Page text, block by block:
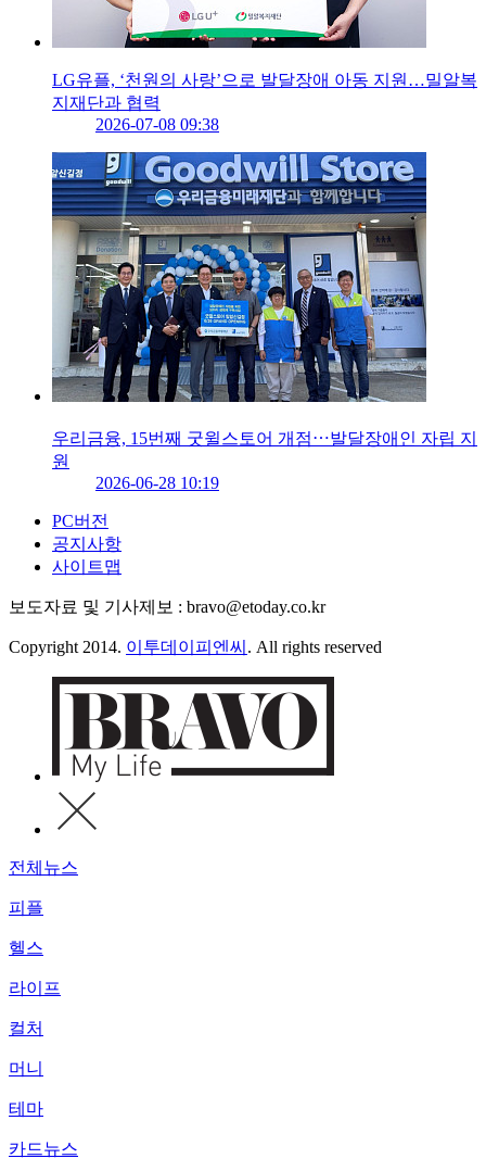
LG유플, ‘천원의 사랑’으로 발달장애 아동 지원…밀알복
지재단과 협력
2026-07-08 09:38
우리금융, 15번째 굿윌스토어 개점⋯발달장애인 자립 지
원
2026-06-28 10:19
PC버전
공지사항
사이트맵
보도자료 및 기사제보 : bravo@etoday.co.kr
Copyright 2014. 이투데이피엔씨 . All rights reserved
전체뉴스
피플
헬스
라이프
컬처
머니
테마
카드뉴스